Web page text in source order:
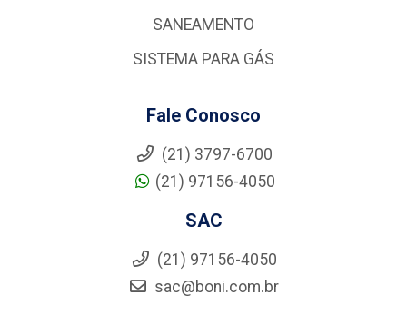
SANEAMENTO
SISTEMA PARA GÁS
Fale Conosco
(21) 3797-6700
(21) 97156-4050
SAC
(21) 97156-4050
sac@boni.com.br